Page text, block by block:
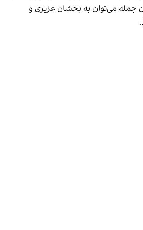
جمله می‌توان به پخشان عزیزی و